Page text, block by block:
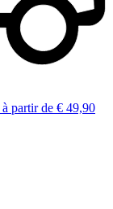
à partir de € 49,90